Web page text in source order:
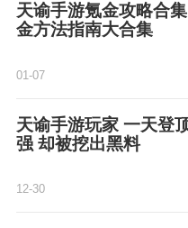
天谕手游氪金攻略合集 各种氪
金方法指南大合集
01-07
天谕手游玩家 一天登顶全服最
强 却被挖出黑料
12-30